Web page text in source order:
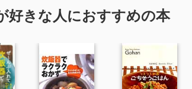
好きな人におすすめの本